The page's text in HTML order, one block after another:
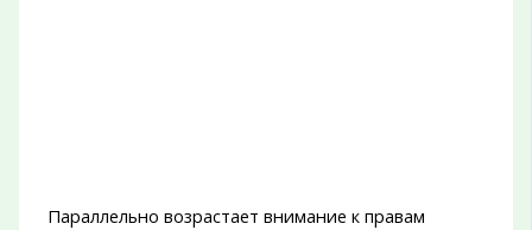
Параллельно возрастает внимание к правам